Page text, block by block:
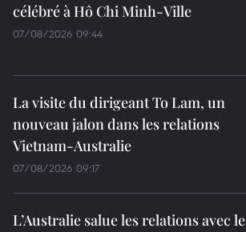
célébré à Hô Chi Minh-Ville
07/08/2026 09:44
La visite du dirigeant To Lam, un
nouveau jalon dans les relations
Vietnam-Australie
07/08/2026 09:17
L’Australie salue les relations avec le